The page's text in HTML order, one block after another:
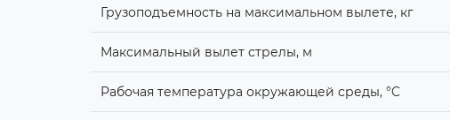
Грузоподъемность на максимальном вылете, кг
Максимальный вылет стрелы, м
Рабочая температура окружающей среды, °C